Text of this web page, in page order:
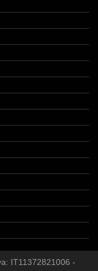
IT11372821006 -